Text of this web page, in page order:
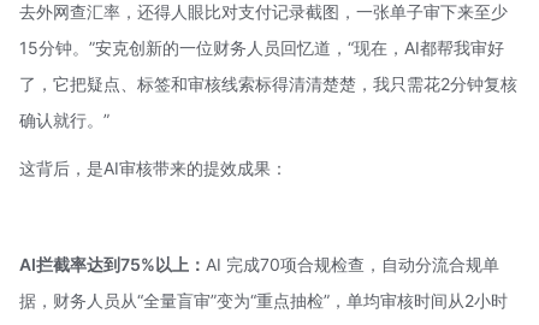
去外网查汇率，还得人眼比对支付记录截图，一张单子审下来至少
15分钟。”安克创新的一位财务人员回忆道，“现在，AI都帮我审好
了，它把疑点、标签和审核线索标得清清楚楚，我只需花2分钟复核
确认就行。”
这背后，是AI审核带来的提效成果：
AI拦截率达到75%以上： AI 完成70项合规检查，自动分流合规单
据，财务人员从“全量盲审”变为“重点抽检”，单均审核时间从2小时